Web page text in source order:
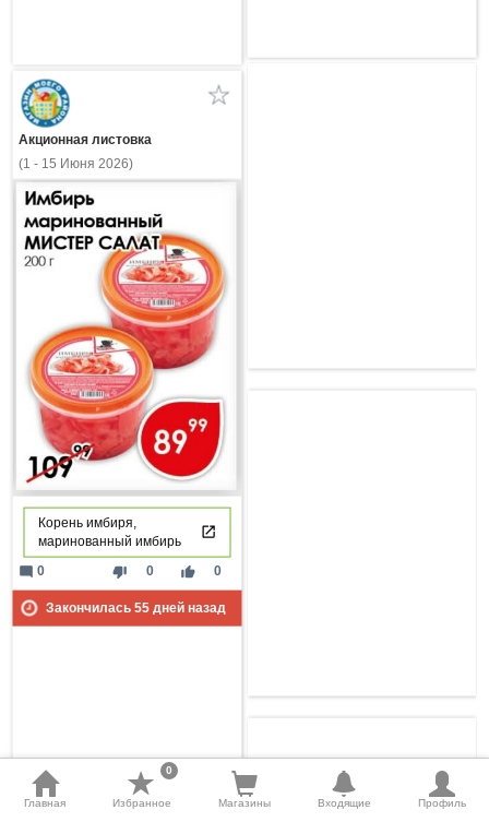
Акционная листовка
(1 - 15 Июня 2026)
Корень имбиря,
маринованный имбирь
thumb_down 0 thumb_up 0
mode_comment 0
Закончилась 55дней назад
Главная Избранное
0
Магазины Входящие Профиль